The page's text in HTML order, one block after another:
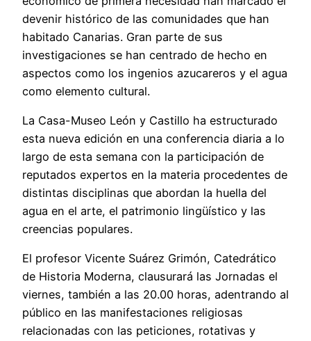
devenir histórico de las comunidades que han
habitado Canarias. Gran parte de sus
investigaciones se han centrado de hecho en
aspectos como los ingenios azucareros y el agua
como elemento cultural.
La Casa-Museo León y Castillo ha estructurado
esta nueva edición en una conferencia diaria a lo
largo de esta semana con la participación de
reputados expertos en la materia procedentes de
distintas disciplinas que abordan la huella del
agua en el arte, el patrimonio lingüístico y las
creencias populares.
El profesor Vicente Suárez Grimón, Catedrático
de Historia Moderna, clausurará las Jornadas el
viernes, también a las 20.00 horas, adentrando al
público en las manifestaciones religiosas
relacionadas con las peticiones, rotativas y